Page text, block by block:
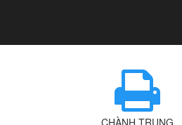
CHÀNH TRUNG